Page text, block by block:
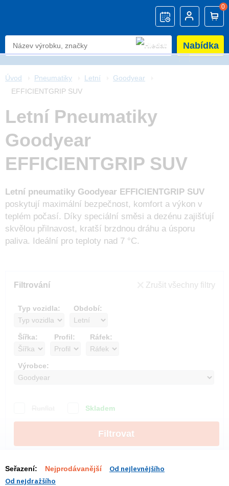
0
Nabídka
Úvod Pneumatiky Letní
Goodyear
EFFICIENTGRIP SUV
Letní Pneumatiky
Goodyear
EFFICIENTGRIP SUV
Letní pneumatiky Goodyear EFFICIENTGRIP SUV
poskytují maximální bezpečnost, komfort a výkon v
teplém počasí. Díky speciální směsi a dezénu zajišťují
skvělou přilnavost, kratší brzdnou dráhu a úsporu
paliva. Ideální pro teploty nad 7 °C.
Filtrování Zrušit všechny filtry
Typ vozidla: Období:
Šířka: Profil: Ráfek:
Výrobce:
Skladem
Filtrovat
Seřazení: Nejprodávanější
Od nejlevnějšího
Od nejdražšího